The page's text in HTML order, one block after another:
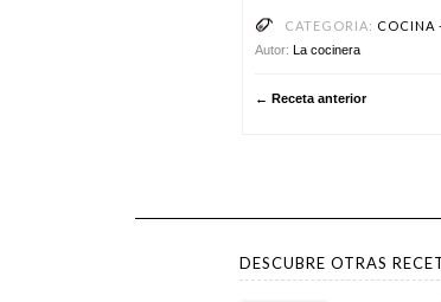
CATEGORIA: COCINA
Autor:La cocinera
← Receta anterior
DESCUBRE OTRAS